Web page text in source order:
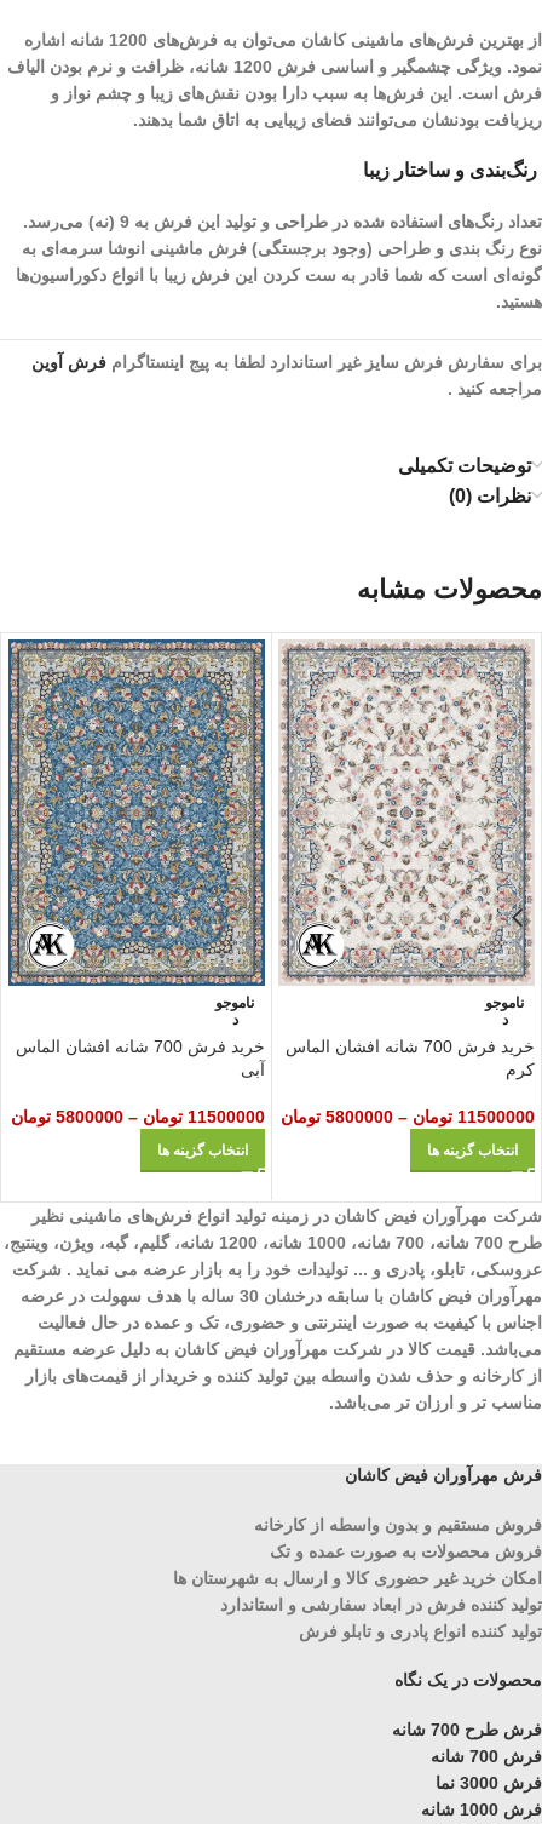
از بهترین فرش‌های ماشینی کاشان می‌توان به فرش‌های 1200 شانه اشاره
نمود. ویژگی چشمگیر و اساسی فرش 1200 شانه، ظرافت و نرم بودن الیاف
فرش است. این فرش‌ها به سبب دارا بودن نقش‌های زیبا و چشم نواز و
ریز‌بافت بودنشان می‌توانند فضای زیبایی به اتاق شما بدهند.
رنگ‌بندی و ساختار زیبا
تعداد رنگ‌های استفاده شده در طراحی و تولید این فرش به 9 (نه) می‌رسد.
نوع رنگ بندی و طراحی (وجود برجستگی) فرش ماشینی انوشا سرمه‌ای به
گونه‌ای است که شما قادر به ست کردن این فرش زیبا با انواع دکوراسیون‌ها
هستید.
برای سفارش فرش سایز غیر استاندارد لطفا به پیج اینستاگرام فرش آوین
مراجعه کنید .
توضیحات تکمیلی
نظرات (0)
محصولات مشابه
ناموجو
د
خرید فرش 700 شانه افشان الماس
کرم
11500000 تومان –
5800000 تومان
انتخاب گزینه ها
ناموجو
د
خرید فرش 700 شانه افشان الماس
آبی
11500000 تومان –
5800000 تومان
انتخاب گزینه ها
شرکت مهرآوران فیض کاشان در زمینه تولید انواع فرش‌های ماشینی نظیر
طرح 700 شانه، 700 شانه، 1000 شانه، 1200 شانه، گلیم، گبه، ویژن، وینتیج،
عروسکی، تابلو، پادری و ... تولیدات خود را به بازار عرضه می نماید . شرکت
مهرآوران فیض کاشان با سابقه درخشان 30 ساله با هدف سهولت در عرضه
اجناس با کیفیت به صورت اینترنتی و حضوری، تک و عمده در حال فعالیت
می‌باشد. قیمت کالا در شرکت مهرآوران فیض کاشان به دلیل عرضه مستقیم
از کارخانه و حذف شدن واسطه بین تولید کننده و خریدار از قیمت‌های بازار
مناسب تر و ارزان تر می‌باشد.
فرش مهرآوران فیض کاشان
فروش مستقیم و بدون واسطه از کارخانه
فروش محصولات به صورت عمده و تک
امکان خرید غیر حضوری کالا و ارسال به شهرستان ها
تولید کننده فرش در ابعاد سفارشی و استاندارد
تولید کننده انواع پادری و تابلو فرش
محصولات در یک نگاه
فرش طرح 700 شانه
فرش 700 شانه
فرش 3000 نما
فرش 1000 شانه